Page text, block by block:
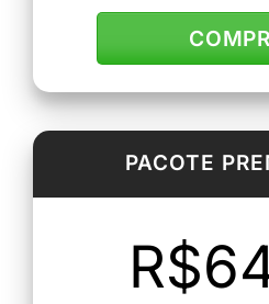
PACOTE